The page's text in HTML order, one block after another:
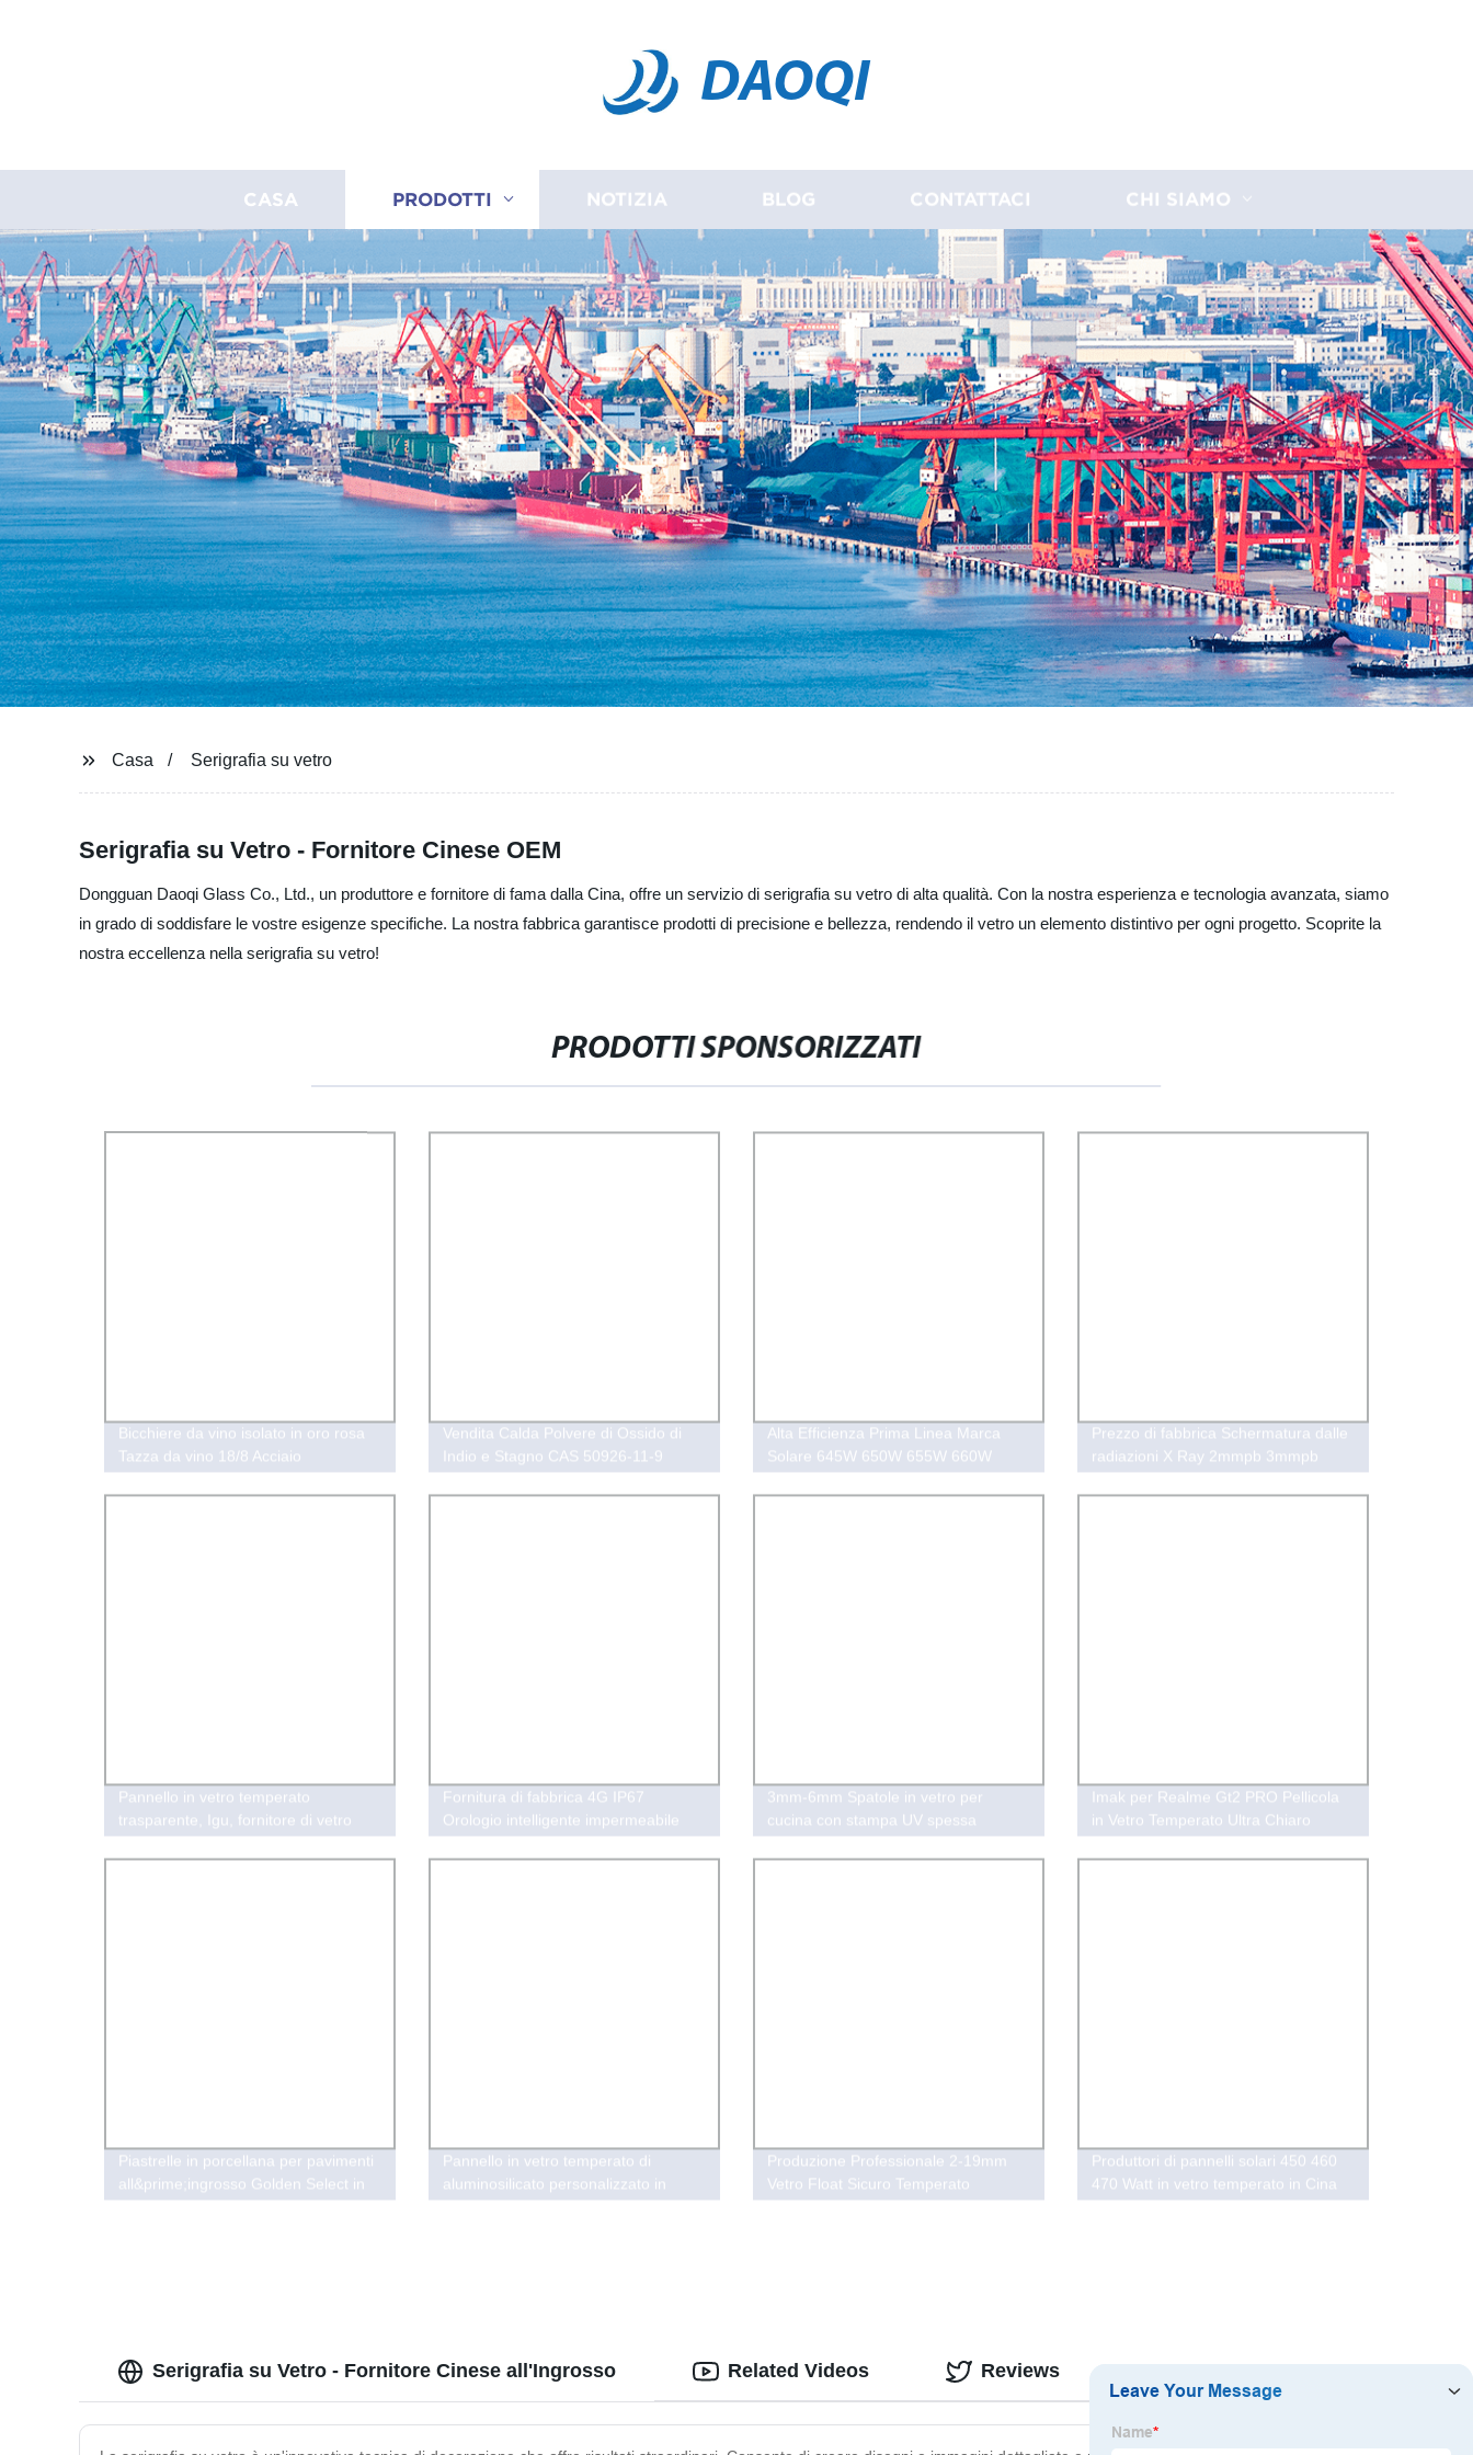
DAOQI
CASA PRODOTTI NOTIZIA BLOG CONTATTACI CHI SIAMO
Casa Serigrafia su vetro
Serigrafia su Vetro - Fornitore Cinese OEM
Dongguan Daoqi Glass Co., Ltd., un produttore e fornitore di fama dalla Cina, offre un servizio di serigrafia su vetro di alta qualità. Con la nostra esperienza e tecnologia avanzata, siamo
in grado di soddisfare le vostre esigenze specifiche. La nostra fabbrica garantisce prodotti di precisione e bellezza, rendendo il vetro un elemento distintivo per ogni progetto. Scoprite la
nostra eccellenza nella serigrafia su vetro!
PRODOTTI SPONSORIZZATI
Bicchiere da vino isolato in oro rosa
Tazza da vino 18/8 Acciaio
rivestito in rame Calice infrangibile da
Vendita Calda Polvere di Ossido di
Indio e Stagno CAS 50926-11-9
Alta Efficienza Prima Linea Marca
Solare 645W 650W 655W 660W
Aiko Utilizzo per Tetto Domestico
Prezzo di fabbrica Schermatura dalle
radiazioni X Ray 2mmpb 3mmpb
piombo con telaio in lega di alluminio
Pannello in vetro temperato
trasparente, Igu, fornitore di vetro
Fornitura di fabbrica 4G IP67
Orologio intelligente impermeabile
monitoraggio della mappa in tempo
3mm-6mm Spatole in vetro per
cucina con stampa UV spessa
Imak per Realme Gt2 PRO Pellicola
in Vetro Temperato Ultra Chiaro
Fotocamera + Cappuccio in Acrilico
Piastrelle in porcellana per pavimenti
all&prime;ingrosso Golden Select in
Pannello in vetro temperato di
aluminosilicato personalizzato in
Produzione Professionale 2-19mm
Vetro Float Sicuro Temperato
Produttori di pannelli solari 450 460
470 Watt in vetro temperato in Cina
Serigrafia su Vetro - Fornitore Cinese all'Ingrosso Related Videos Reviews